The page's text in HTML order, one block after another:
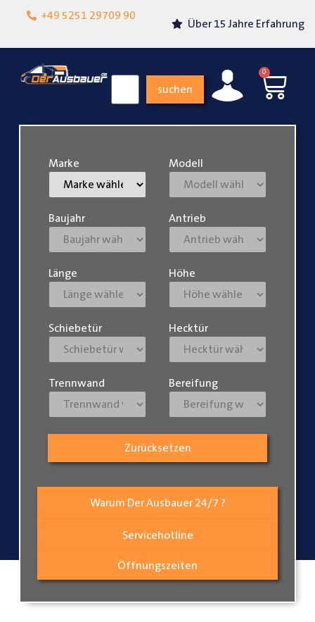
+49 5251 29709 90
Lokalgeschäft in
Über 15 Jahre Erfahrung
suchen
0
Warum Der Ausbauer 24/7 ?
Servicehotline
Öffnungszeiten
Marke Modell
Baujahr Antrieb
Länge Höhe
Schiebetür Hecktür
Trennwand Bereifung
Zurücksetzen